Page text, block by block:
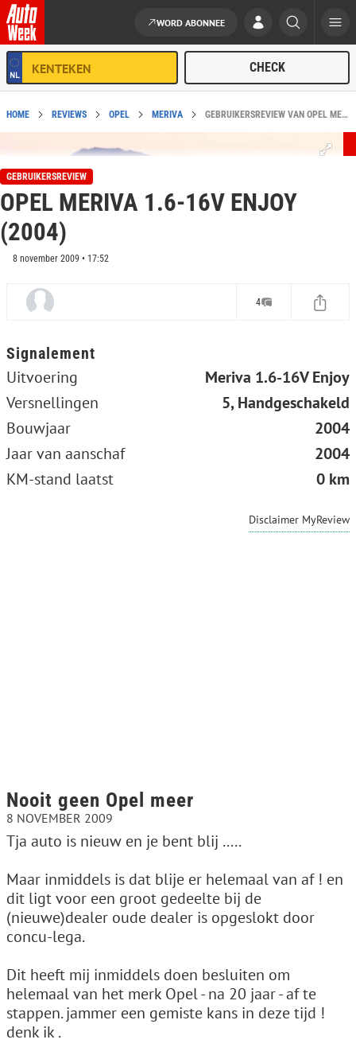
Ga naar de inhoud
WORD ABONNEE
HOME REVIEWS OPEL MERIVA GEBRUIKERSREVIEW VAN OPEL MERIVA 1.6-16V ENJOY (2004)
GEBRUIKERSREVIEW
OPEL MERIVA 1.6-16V ENJOY
(2004)
8 november 2009 • 17:52
4
Signalement
Uitvoering
Meriva 1.6-16V Enjoy
Versnellingen
5, Handgeschakeld
Bouwjaar
2004
Jaar van aanschaf
2004
KM-stand laatst
0 km
Disclaimer MyReview
Nooit geen Opel meer
8 NOVEMBER 2009
Tja auto is nieuw en je bent blij .....
Maar inmiddels is dat blije er helemaal van af ! en
dit ligt voor een groot gedeelte bij de
(nieuwe)dealer oude dealer is opgeslokt door
concu-lega.
Dit heeft mij inmiddels doen besluiten om
helemaal van het merk Opel - na 20 jaar - af te
stappen. jammer een gemiste kans in deze tijd !
denk ik .